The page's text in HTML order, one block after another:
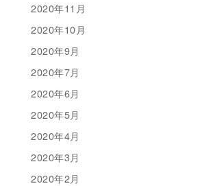
2020年11月
2020年10月
2020年9月
2020年7月
2020年6月
2020年5月
2020年4月
2020年3月
2020年2月